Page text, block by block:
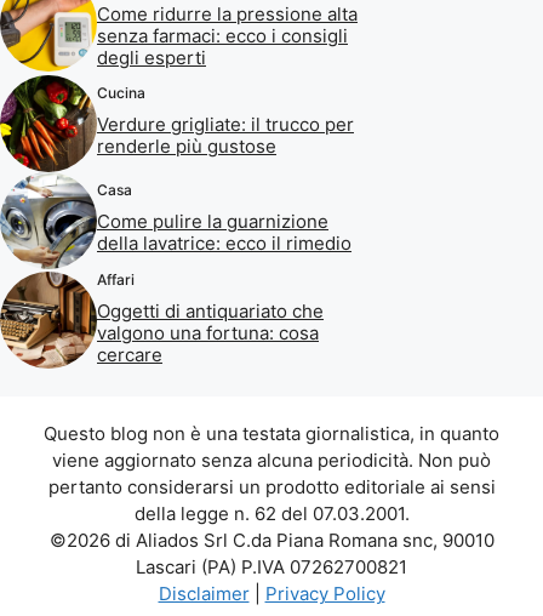
Come ridurre la pressione alta
senza farmaci: ecco i consigli
degli esperti
Cucina
Verdure grigliate: il trucco per
renderle più gustose
Casa
Come pulire la guarnizione
della lavatrice: ecco il rimedio
Affari
Oggetti di antiquariato che
valgono una fortuna: cosa
cercare
Questo blog non è una testata giornalistica, in quanto
viene aggiornato senza alcuna periodicità. Non può
pertanto considerarsi un prodotto editoriale ai sensi
della legge n. 62 del 07.03.2001.
©2026 di Aliados Srl C.da Piana Romana snc, 90010
Lascari (PA) P.IVA 07262700821
Disclaimer| Privacy Policy